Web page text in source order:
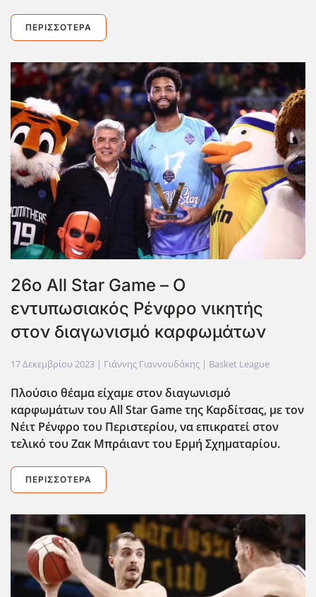
ΠΕΡΙΣΣΌΤΕΡΑ
26ο All Star Game – Ο
εντυπωσιακός Ρένφρο νικητής
στον διαγωνισμό καρφωμάτων
17 Δεκεμβρίου 2023 | Γιάννης Γιαννουδάκης | Basket League
Πλούσιο θέαμα είχαμε στον διαγωνισμό
καρφωμάτων του AllStar Gameτης Καρδίτσας, με τον
Νέιτ Ρένφρο του Περιστερίου, να επικρατεί στον
τελικό του Ζακ Μπράιαντ του Ερμή Σχηματαρίου.
ΠΕΡΙΣΣΌΤΕΡΑ